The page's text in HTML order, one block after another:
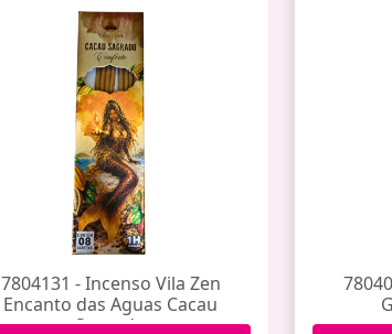
7804131 - Incenso Vila Zen
Encanto das Aguas Cacau
Sagrado